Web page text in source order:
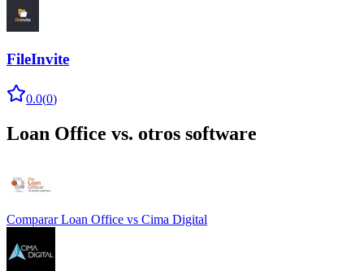
FileInvite
0.0(0)
Loan Office vs. otros software
Comparar Loan Office vs Cima Digital